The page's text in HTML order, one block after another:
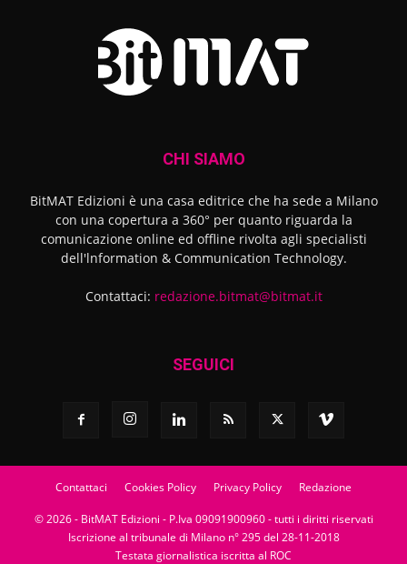
CHI SIAMO
BitMAT Edizioni è una casa editrice che ha sede a Milano
con una copertura a 360° per quanto riguarda la
comunicazione online ed offline rivolta agli specialisti
dell'lnformation & Communication Technology.
Contattaci: redazione.bitmat@bitmat.it
SEGUICI
Contattaci Cookies Policy Privacy Policy Redazione
© 2026 - BitMAT Edizioni - P.Iva 09091900960 - tutti i diritti riservati
Iscrizione al tribunale di Milano n° 295 del 28-11-2018
Testata giornalistica iscritta al ROC